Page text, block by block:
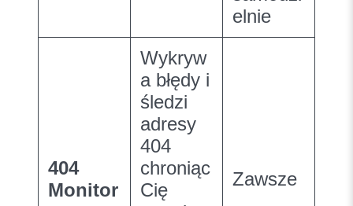
elnie
404
Monitor
Wykryw
a błędy i
śledzi
adresy
404
chroniąc
Cię
Zawsze